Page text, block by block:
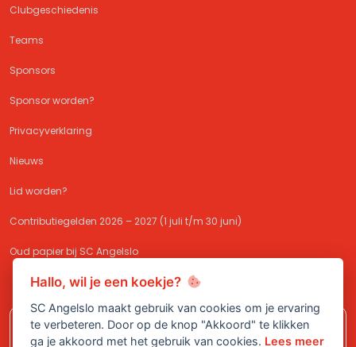
Clubgeschiedenis
Teams
Sponsors
Sponsor worden?
Privacyverklaring
Nieuws
Lid worden?
Contributiegelden 2026 – 2027 (1 juli t/m 30 juni)
Oud papier bij SC Angelslo
Meld je aan bij SC Angelslo en sluit je
Hallo, wil je een koekje?
SC Angelslo maakt gebruik van cookies om je ervaring
te verbeteren. Door op de knop "Akkoord" te klikken
ga je akkoord met het gebruik van cookies. Lees meer